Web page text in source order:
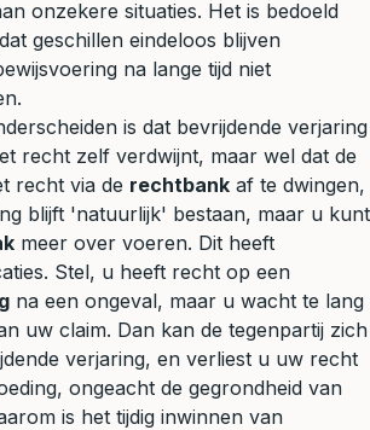
onzekere situaties. Het is bedoeld
geschillen eindeloos blijven
na lange tijd niet
is dat bevrijdende verjaring
recht zelf verdwijnt, maar wel dat de
recht via de rechtbank af te dwingen,
blijft 'natuurlijk' bestaan, maar u kunt
meer over voeren. Dit heeft
Stel, u heeft recht op een
na een ongeval, maar u wacht te lang
uw claim. Dan kan de tegenpartij zich
verjaring, en verliest u uw recht
ongeacht de gegrondheid van
is het tijdig inwinnen van